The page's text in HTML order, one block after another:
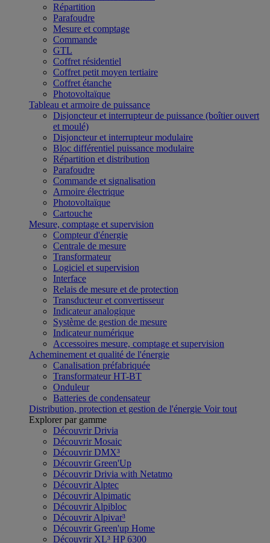
Répartition
Parafoudre
Mesure et comptage
Commande
GTL
Coffret résidentiel
Coffret petit moyen tertiaire
Coffret étanche
Photovoltaïque
Tableau et armoire de puissance
Disjoncteur et interrupteur de puissance (boîtier ouvert
et moulé)
Disjoncteur et interrupteur modulaire
Bloc différentiel puissance modulaire
Répartition et distribution
Parafoudre
Commande et signalisation
Armoire électrique
Photovoltaïque
Cartouche
Mesure, comptage et supervision
Compteur d'énergie
Centrale de mesure
Transformateur
Logiciel et supervision
Interface
Relais de mesure et de protection
Transducteur et convertisseur
Indicateur analogique
Système de gestion de mesure
Indicateur numérique
Accessoires mesure, comptage et supervision
Acheminement et qualité de l'énergie
Canalisation préfabriquée
Transformateur HT-BT
Onduleur
Batteries de condensateur
Distribution, protection et gestion de l'énergie Voir tout
Explorer par gamme
Découvrir Drivia
Découvrir Mosaic
Découvrir DMX³
Découvrir Green'Up
Découvrir Drivia with Netatmo
Découvrir Alptec
Découvrir Alpimatic
Découvrir Alpibloc
Découvrir Alpivar³
Découvrir Green'up Home
Découvrir XL³ HP 6300